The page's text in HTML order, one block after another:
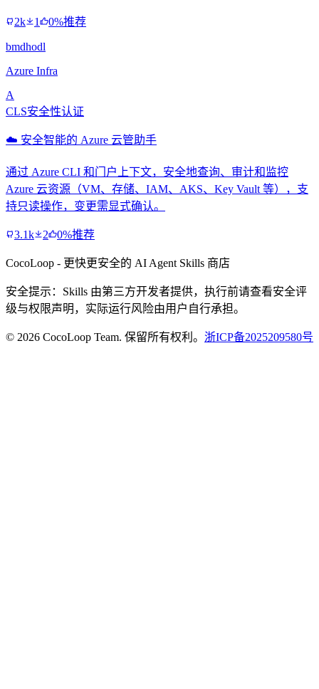
2k 1 0%推荐
bmdhodl
Azure Infra
A
CLS安全性认证
☁️ 安全智能的 Azure 云管助手
通过 Azure CLI 和门户上下文，安全地查询、审计和监控
Azure 云资源（VM、存储、IAM、AKS、Key Vault 等），支
持只读操作，变更需显式确认。
3.1k 2 0%推荐
CocoLoop - 更快更安全的 AI Agent Skills 商店
安全提示：Skills 由第三方开发者提供，执行前请查看安全评
级与权限声明，实际运行风险由用户自行承担。
© 2026 CocoLoop Team. 保留所有权利。 浙ICP备2025209580号